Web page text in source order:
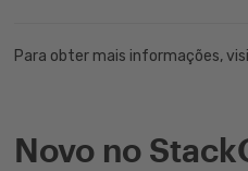
Para obter mais informações,
Novo no